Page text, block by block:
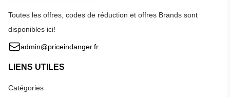
Toutes les offres, codes de réduction et offres Brands sont
disponibles ici!
admin@priceindanger.fr
LIENS UTILES
Catégories